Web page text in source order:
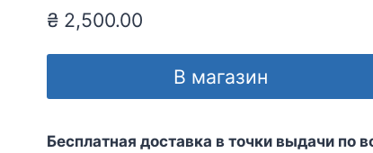
₴2,500.00
В магазин
Бесплатная доставка в точки выдачи по